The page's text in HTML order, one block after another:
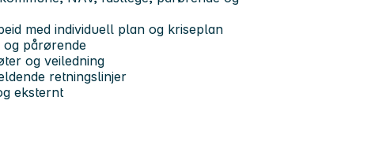
med individuell plan og kriseplan
og pårørende
og veiledning
retningslinjer
eksternt